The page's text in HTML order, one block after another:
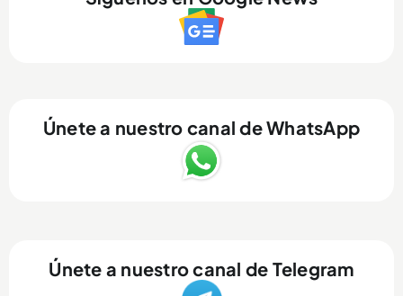
Únete a nuestro canal de WhatsApp
Únete a nuestro canal de Telegram